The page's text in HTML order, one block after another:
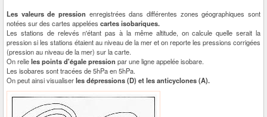
Les valeurs de pression enregistrées dans différentes zones géographiques sont
notées sur des cartes appelées cartes isobariques.
Les stations de relevés n'étant pas à la même altitude, on calcule quelle serait la
pression si les stations étaient au niveau de la mer et on reporte les pressions corrigées
(pression au niveau de la mer) sur la carte.
On relieles points d'égale pression par une ligne appelée isobare.
Les isobares sont tracées de 5hPa en 5hPa.
On peut ainsi visualiserles dépressions (D) et les anticyclones (A).